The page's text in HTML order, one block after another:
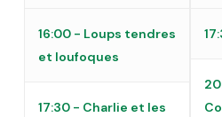
16:00 - Loups tendres
et loufoques
17:30 - Charlie et les